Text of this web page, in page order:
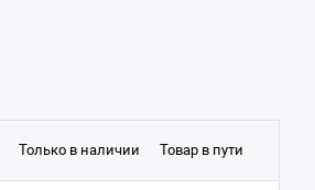
Только в наличии Товар в пути